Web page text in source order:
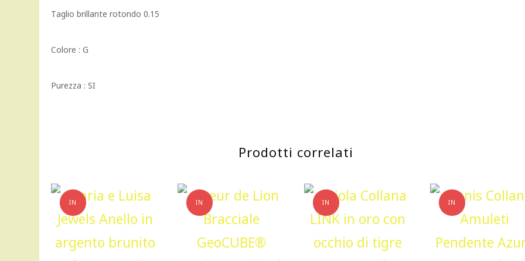
Taglio brillante rotondo 0.15
Colore : G
Purezza : SI
Prodotti correlati
IN
OFFERTA!
IN
OFFERTA!
IN
OFFERTA!
IN
OFFERTA!